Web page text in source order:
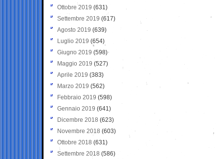
Ottobre 2019 (631)
Settembre 2019 (617)
Agosto 2019 (639)
Luglio 2019 (654)
Giugno 2019 (598)
Maggio 2019 (527)
Aprile 2019 (383)
Marzo 2019 (562)
Febbraio 2019 (598)
Gennaio 2019 (641)
Dicembre 2018 (623)
Novembre 2018 (603)
Ottobre 2018 (631)
Settembre 2018 (586)